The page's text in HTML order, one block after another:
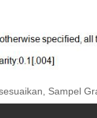
Sampel